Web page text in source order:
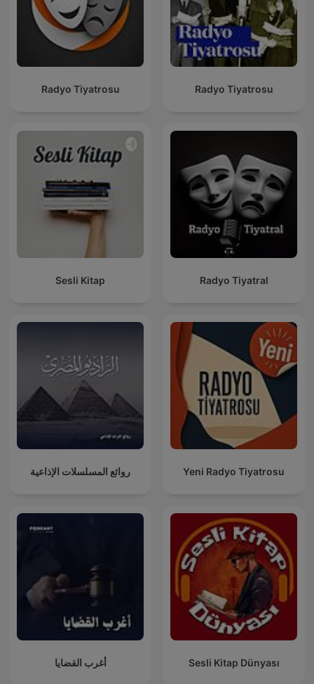
Radyo Tiyatrosu Radyo Tiyatrosu
Sesli Kitap Radyo Tiyatral
روائع المسلسلات الإذاعية Yeni Radyo Tiyatrosu
أغرب القضايا Sesli Kitap Dünyası